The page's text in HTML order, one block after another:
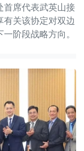
首席代表武英山接
关该协定对双边
阶段战略方向。